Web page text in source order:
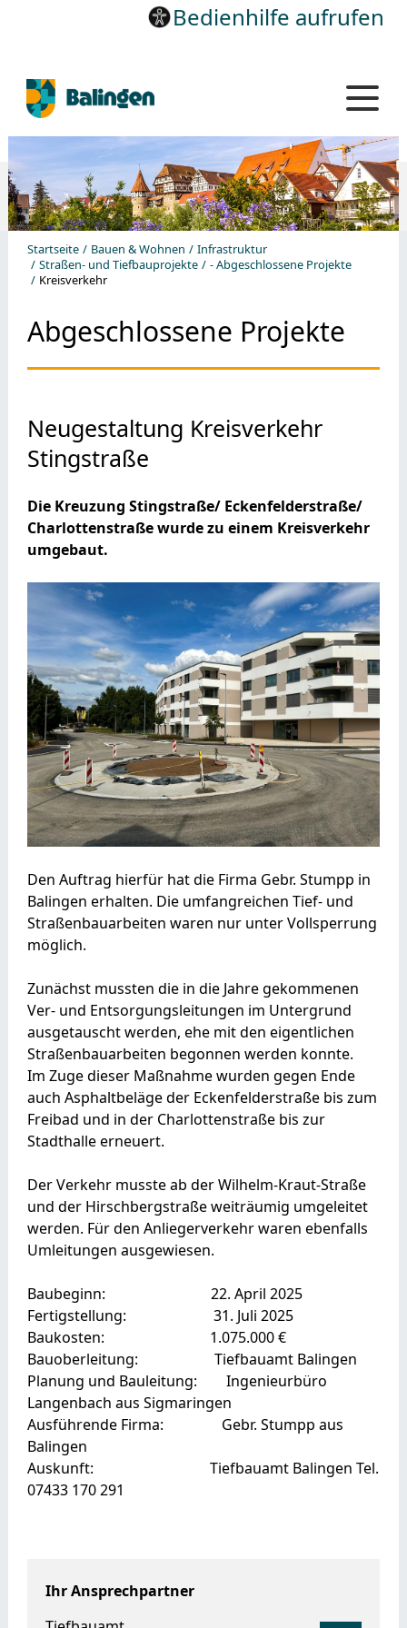
Bedienhilfe aufrufen
Startseite Bauen & Wohnen
Infrastruktur
Straßen- und Tiefbauprojekte
- Abgeschlossene Projekte
Kreisverkehr
Ihr Ansprechpartner
Abgeschlossene Projekte
Neugestaltung Kreisverkehr
Stingstraße
Die Kreuzung Stingstraße/ Eckenfelderstraße/
Charlottenstraße wurde zu einem Kreisverkehr
umgebaut.
Den Auftrag hierfür hat die Firma Gebr. Stumpp in
Balingen erhalten. Die umfangreichen Tief- und
Straßenbauarbeiten waren nur unter Vollsperrung
möglich.
Zunächst mussten die in die Jahre gekommenen
Ver- und Entsorgungsleitungen im Untergrund
ausgetauscht werden, ehe mit den eigentlichen
Straßenbauarbeiten begonnen werden konnte.
Im Zuge dieser Maßnahme wurden gegen Ende
auch Asphaltbeläge der Eckenfelderstraße bis zum
Freibad und in der Charlottenstraße bis zur
Stadthalle erneuert.
Der Verkehr musste ab der Wilhelm-Kraut-Straße
und der Hirschbergstraße weiträumig umgeleitet
werden. Für den Anliegerverkehr waren ebenfalls
Umleitungen ausgewiesen.
Baubeginn: 22. April 2025
Fertigstellung: 31. Juli 2025
Baukosten: 1.075.000 €
Bauoberleitung: Tiefbauamt Balingen
Planung und Bauleitung: Ingenieurbüro
Langenbach aus Sigmaringen
Ausführende Firma: Gebr. Stumpp aus
Balingen
Auskunft: Tiefbauamt Balingen Tel.
07433 170 291